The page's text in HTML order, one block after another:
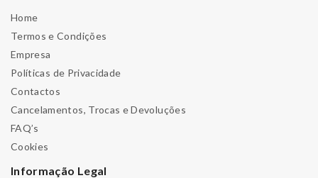
Home
Termos e Condições
Empresa
Políticas de Privacidade
Contactos
Cancelamentos, Trocas e Devoluções
FAQ’s
Cookies
Informação Legal